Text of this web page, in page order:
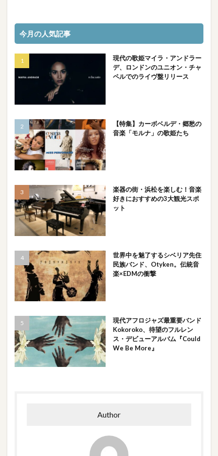
今月の人気記事
現代の歌姫マイラ・アンドラー
デ、ロンドンのユニオン・チャ
ペルでのライヴ盤リリース
【特集】カーボベルデ・郷愁の
音楽「モルナ」の歌姫たち
楽器の街・浜松を楽しむ！音楽
好きにおすすめの3大観光スポ
ット
世界中を魅了するシベリア先住
民族バンド、Otyken。伝統音
楽×EDMの衝撃
現代アフロジャズ最重要バンド
Kokoroko、待望のフルレン
ス・デビューアルバム『Could
We Be More』
Author